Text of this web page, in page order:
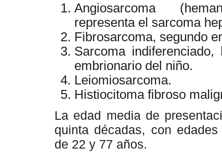
Angiosarcoma
representa el sarcoma
Fibrosarcoma, segundo
Sarcoma
embrionario del niño.
Leiomiosarcoma.
Histiocitoma fibroso
La edad media de
quinta décadas, con
de 22 y 77 años.